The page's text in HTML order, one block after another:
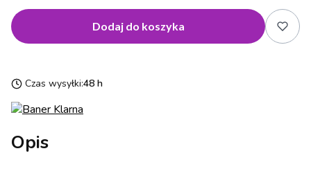
Dodaj do koszyka
Czas wysyłki:48 h
Opis